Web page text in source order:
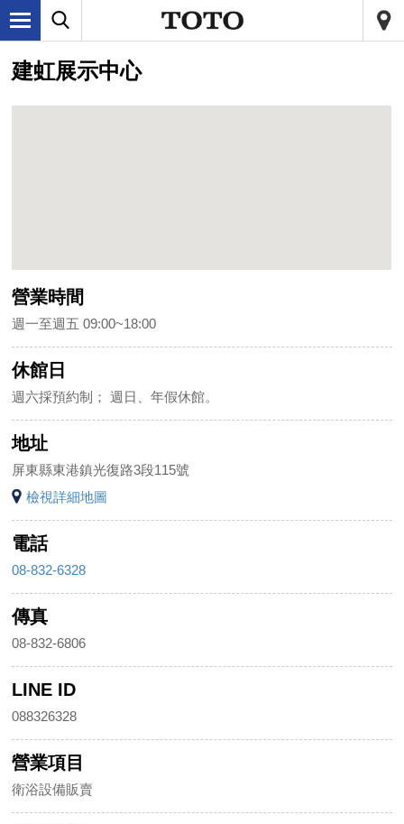
建虹展示中心
營業時間
週一至週五 09:00~18:00
休館日
週六採預約制； 週日、年假休館。
地址
屏東縣東港鎮光復路3段115號
檢視詳細地圖
電話
08-832-6328
傳真
08-832-6806
LINE ID
088326328
營業項目
衛浴設備販賣